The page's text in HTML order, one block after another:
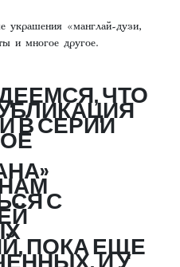
украшения «манглай-дузи,
и многое другое.
ЧТО
В СЕРИИ
С
ПОКА ЕЩЕ